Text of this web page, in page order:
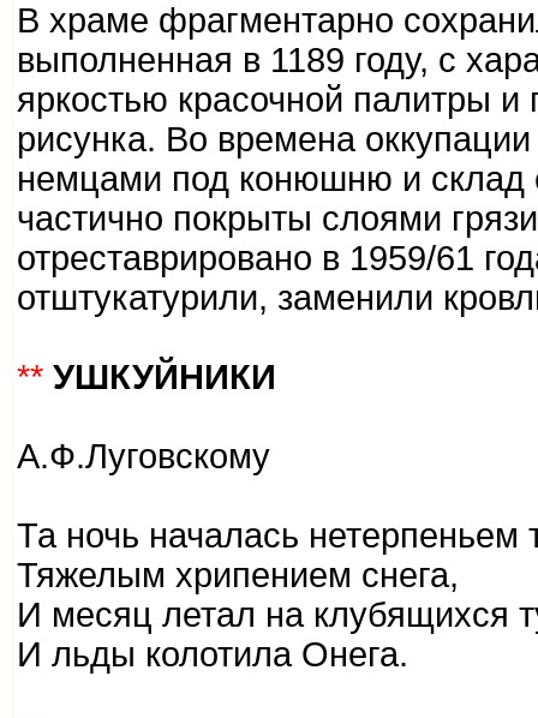
В храме фрагментарно
выполненная в 1189 году, с
яркостью красочной палитры и
рисунка. Во времена
немцами под конюшню и склад
частично покрыты слоями
отреставрировано в 1959/61
отштукатурили, заменили
** УШКУЙНИКИ
А.Ф.Луговcкому
Та ночь началась нетерпеньем
Тяжелым хрипением снега,
И месяц летал на клубящихся
И льды колотила Онега.